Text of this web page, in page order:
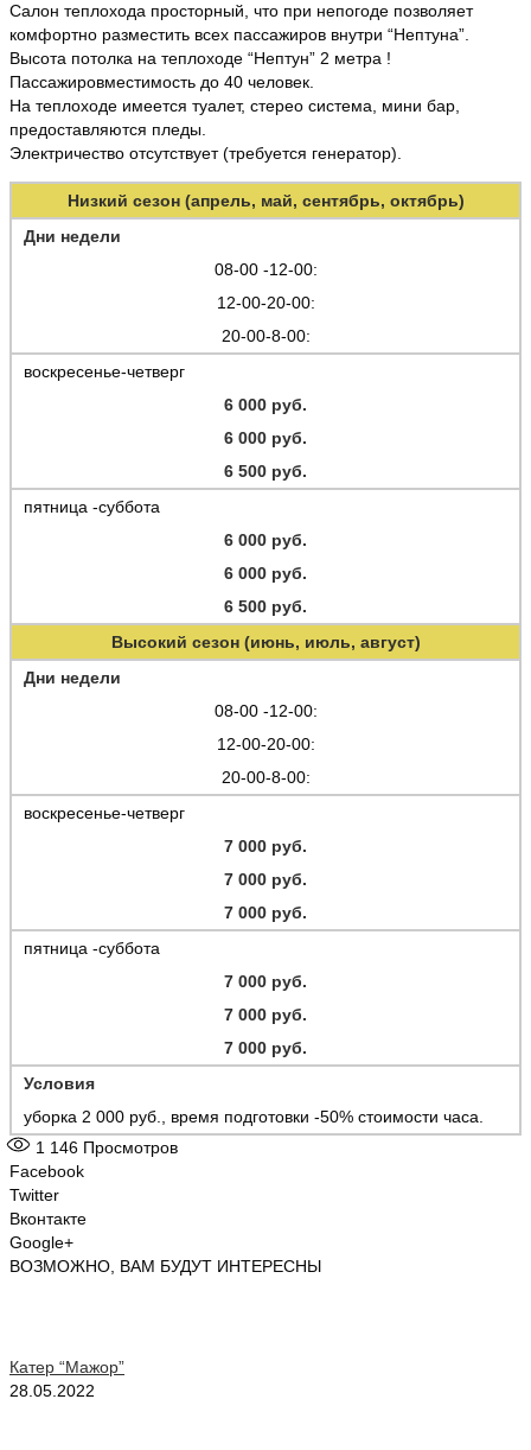
Салон теплохода просторный, что при непогоде позволяет
комфортно разместить всех пассажиров внутри “Нептуна”.
Высота потолка на теплоходе “Нептун” 2 метра !
Пассажировместимость до 40 человек.
На теплоходе имеется туалет, стерео система, мини бар,
предоставляются пледы.
Электричество отсутствует (требуется генератор).
Низкий сезон (апрель, май, сентябрь, октябрь)
Дни недели
08-00 -12-00:
12-00-20-00:
20-00-8-00:
воскресенье-четверг
6 000 руб.
6 000 руб.
6 500 руб.
пятница -суббота
6 000 руб.
6 000 руб.
6 500 руб.
Высокий сезон (июнь, июль, август)
Дни недели
08-00 -12-00:
12-00-20-00:
20-00-8-00:
воскресенье-четверг
7 000 руб.
7 000 руб.
7 000 руб.
пятница -суббота
7 000 руб.
7 000 руб.
7 000 руб.
Условия
уборка 2 000 руб., время подготовки -50% стоимости часа.
1 146 Просмотров
Facebook
Twitter
Вконтакте
Google+
ВОЗМОЖНО, ВАМ БУДУТ ИНТЕРЕСНЫ
Катер “Мажор”
28.05.2022